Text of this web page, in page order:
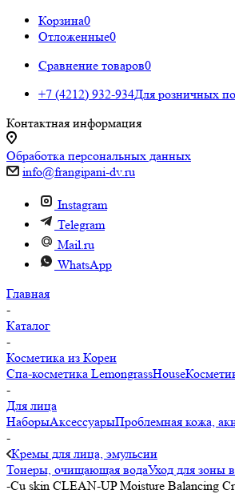
Корзина0
Отложенные0
Сравнение товаров0
+7 (4212) 932-934Для розничных
Контактная информация
Обработка персональных данных
info@frangipani-dv.ru
Instagram
Telegram
Mail.ru
WhatsApp
Главная
-
Каталог
-
Косметика из Кореи
Спа-косметика LemongrassHouse
-
Для лица
НаборыАксессуарыПроблемная кожа,
-
Кремы для лица, эмульсии
Тонеры, очищающая водаУход для зоны
-Cu skin CLEAN-UP Moisture Balancing